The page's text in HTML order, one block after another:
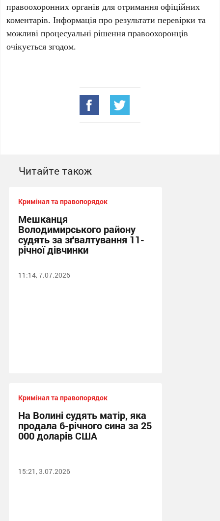
правоохоронних органів для отримання офіційних
коментарів. Інформація про результати перевірки та
можливі процесуальні рішення правоохоронців
очікується згодом.
Читайте також
Кримінал та правопорядок
Мешканця
Володимирського району
судять за зґвалтування 11-
річної дівчинки
11:14, 7.07.2026
Кримінал та правопорядок
На Волині судять матір, яка
продала 6-річного сина за 25
000 доларів США
15:21, 3.07.2026